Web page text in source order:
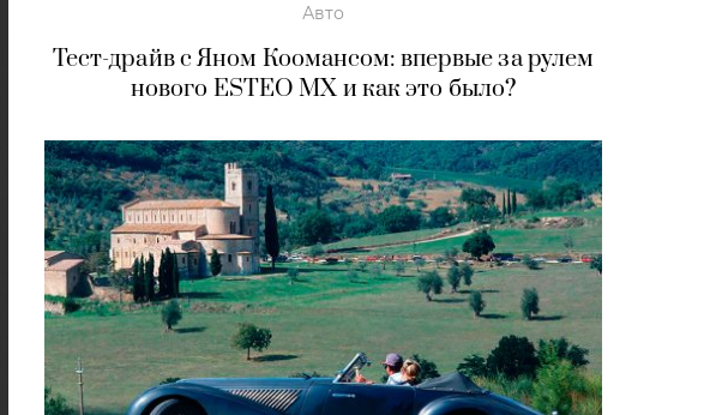
Авто
Тест-драйв с Яном Коомансом: впервые за рулем
нового ESTEO MX и как это было?